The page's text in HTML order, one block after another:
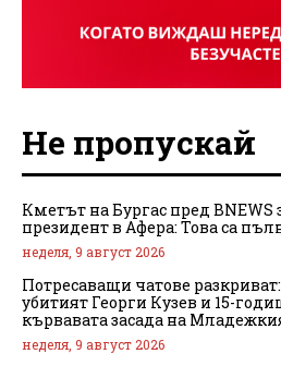
Не пропускай
Кметът на Бургас пред BNEWS
президент в Афера: Това са
неделя, 9 август 2026
Потресаващи чатове
убитият Георги Кузев и 15-
кървавата засада на
неделя, 9 август 2026